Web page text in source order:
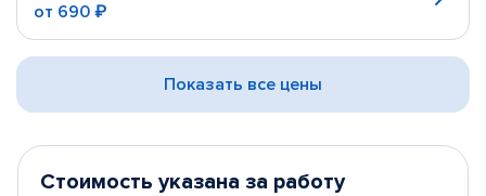
от 690 ₽
Показать все цены
Стоимость указана за работу